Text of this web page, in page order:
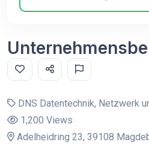
DNS Datentechnik, Netzwerk
1,200 Views
Adelheidring 23, 39108